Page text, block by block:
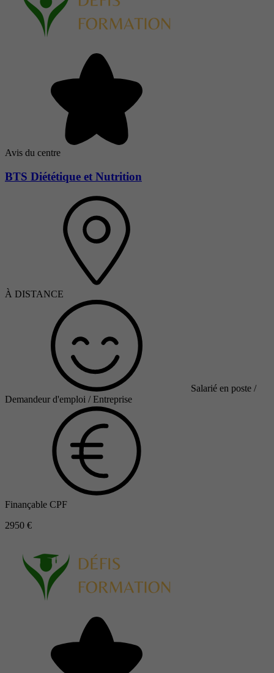
Avis du centre
BTS Diététique et Nutrition
À DISTANCE
Salarié en poste /
Demandeur d'emploi / Entreprise
Finançable CPF
2950 €